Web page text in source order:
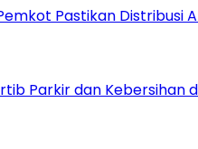
Pastikan Distribusi
Parkir dan Kebersihan